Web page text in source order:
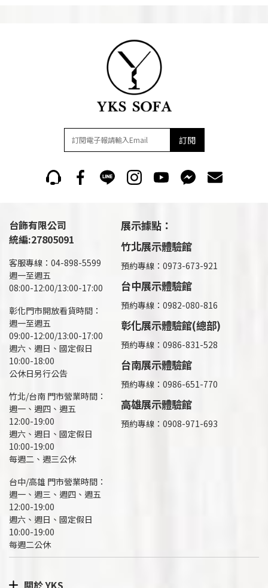
訂閱
台飾有限公司
統編:27805091
客服專線：04-898-5599
週一至週五
08:00-12:00/13:00-17:00
彰化門市開放看貨時間：
週一至週五
09:00-12:00/13:00-17:00
週六、週日、國定假日
10:00-18:00
公休日另行公告
竹北/台南 門市營業時間：
週一、週四、週五
12:00-19:00
週六、週日、國定假日
10:00-19:00
每週二、週三公休
台中/高雄 門市營業時間：
週一、週三、週四、週五
12:00-19:00
週六、週日、國定假日
10:00-19:00
每週二公休
展示據點：
竹北展示體驗館
預約專線：0973-673-921
台中展示體驗館
預約專線：0982-080-816
彰化展示體驗館(總部)
預約專線： 0986-831-528
台南展示體驗館
預約專線：0986-651-770
高雄展示體驗館
預約專線： 0908-971-693
關於 YKS